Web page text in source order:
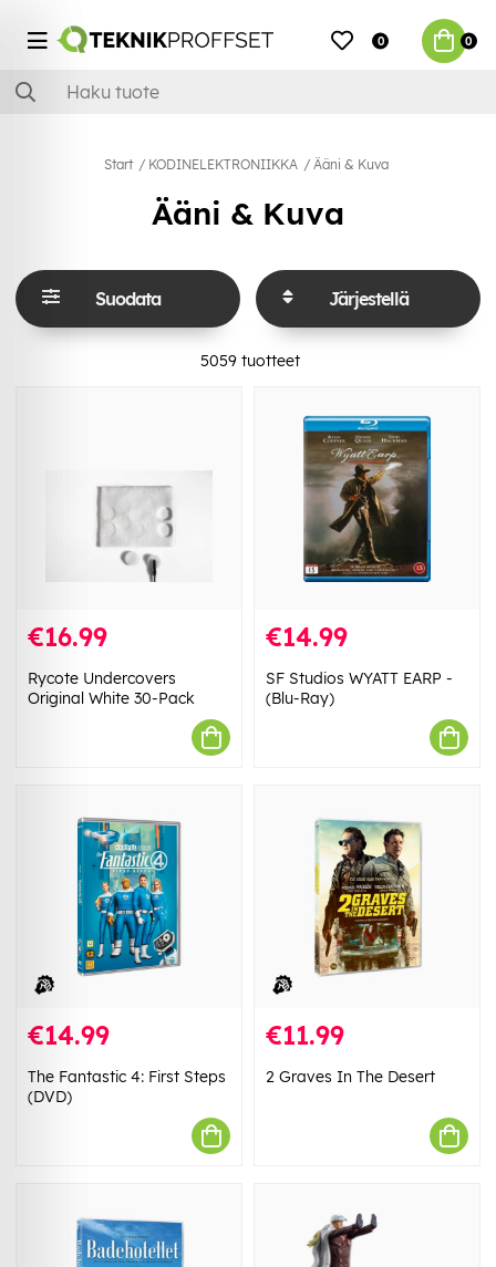
0 0
Start KODINELEKTRONIIKKA Ääni & Kuva
Ääni & Kuva
Suodata Järjestellä
5059 tuotteet
€16.99
Rycote Undercovers
Original White 30-Pack
€14.99
SF Studios WYATT EARP -
(Blu-Ray)
€14.99
The Fantastic 4: First Steps
(DVD)
€11.99
2 Graves In The Desert